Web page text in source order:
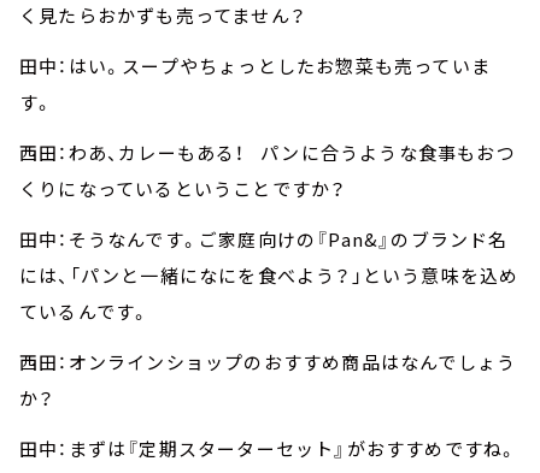
く見たらおかずも売ってません？
田中：はい。スープやちょっとしたお惣菜も売っていま
す。
西田：わあ、カレーもある！ パンに合うような食事もおつ
くりになっているということですか？
田中：そうなんです。ご家庭向けの『Pan&』のブランド名
には、「パンと一緒になにを食べよう？」という意味を込め
ているんです。
西田：オンラインショップのおすすめ商品はなんでしょう
か？
田中：まずは『定期スターターセット』がおすすめですね。